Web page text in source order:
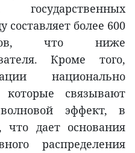
составляет более 600
что ниже
Кроме того,
национально
связывают
эффект, в
что дает основания
распределения